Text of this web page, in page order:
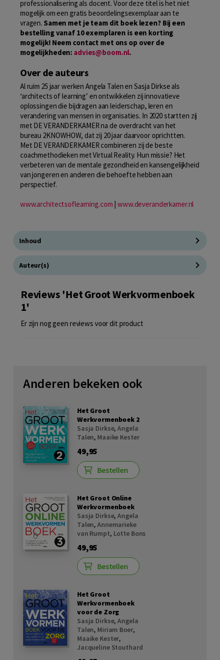
professionalisering als docent. Voor deze titel is het niet
mogelijk om een gratis beoordelingsexemplaar aan te
vragen. Samen met je team dit boek lezen? Bij een
bestelling vanaf 10 exemplaren is een korting
mogelijk! Neem contact met ons op over de
mogelijkheden: advies@boom.nl.
Over de auteurs
Al ruim 25 jaar werken Angela Talen en Sasja Dirkse als
‘architects of learning’ en ontwikkelen zij innovatieve
oplossingen die bijdragen aan leiderschap, leren en
verandering van mensen in organisaties. In 2020 startten zij
met DE VERANDERKAMER na de overdracht van het
bureau 2KNOWHOW, dat zij 20 jaar daarvoor oprichtten.
Met DE VERANDERKAMER combineren zij de beste
coachmethodieken met Virtual Reality. Hun missie? Het
verbeteren van de mentale gezondheid en kansengelijkheid
van jongeren en anderen die behoefte hebben aan
perspectief.
www.architectsoflearning.com |www.deveranderkamer.nl
Inhoud
Auteur(s)
Reviews 'Het Groot Werkvormenboek
1'
Er zijn nog geen reviews voor dit product
Anderen bekeken ook
Het Groot
Werkvormenboek 2
Sasja Dirkse,Angela
Talen, Maaike Kester
49,95
Bestellen
Het Groot Online
Werkvormenboek
Sasja Dirkse,Angela
Talen,Annemarieke
van Rumpt, Lotte Bons
49,95
Bestellen
Het Groot
Werkvormenboek
voor de Zorg
Sasja Dirkse,Angela
Talen, Miriam Boer,
Maaike Kester,
Jacqueline Stouthard